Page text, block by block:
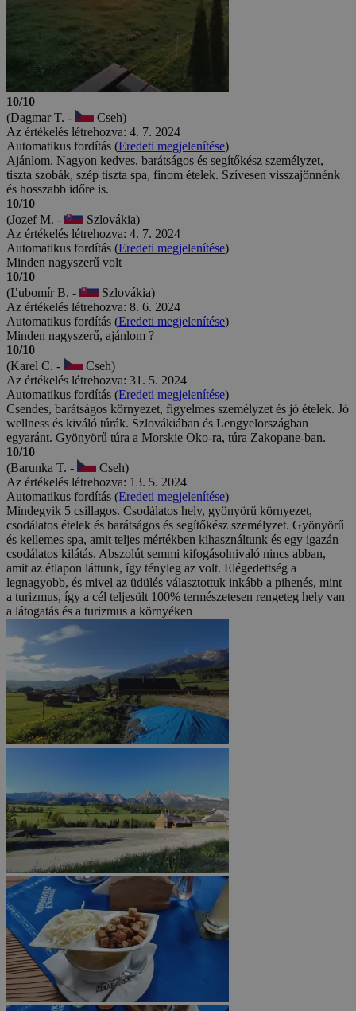
10/10
(Dagmar T. -
Cseh)
Az értékelés létrehozva: 4. 7. 2024
Automatikus fordítás (Eredeti megjelenítése)
Ajánlom. Nagyon kedves, barátságos és segítőkész személyzet,
tiszta szobák, szép tiszta spa, finom ételek. Szívesen visszajönnénk
és hosszabb időre is.
10/10
(Jozef M. -
Szlovákia)
Az értékelés létrehozva: 4. 7. 2024
Automatikus fordítás (Eredeti megjelenítése)
Minden nagyszerű volt
10/10
(Ľubomír B. -
Szlovákia)
Az értékelés létrehozva: 8. 6. 2024
Automatikus fordítás (Eredeti megjelenítése)
Minden nagyszerű, ajánlom ?
10/10
(Karel C. -
Cseh)
Az értékelés létrehozva: 31. 5. 2024
Automatikus fordítás (Eredeti megjelenítése)
Csendes, barátságos környezet, figyelmes személyzet és jó ételek. Jó
wellness és kiváló túrák. Szlovákiában és Lengyelországban
egyaránt. Gyönyörű túra a Morskie Oko-ra, túra Zakopane-ban.
10/10
(Barunka T. -
Cseh)
Az értékelés létrehozva: 13. 5. 2024
Automatikus fordítás (Eredeti megjelenítése)
Mindegyik 5 csillagos. Csodálatos hely, gyönyörű környezet,
csodálatos ételek és barátságos és segítőkész személyzet. Gyönyörű
és kellemes spa, amit teljes mértékben kihasználtunk és egy igazán
csodálatos kilátás. Abszolút semmi kifogásolnivaló nincs abban,
amit az étlapon láttunk, így tényleg az volt. Elégedettség a
legnagyobb, és mivel az üdülés választottuk inkább a pihenés, mint
a turizmus, így a cél teljesült 100% természetesen rengeteg hely van
a látogatás és a turizmus a környéken